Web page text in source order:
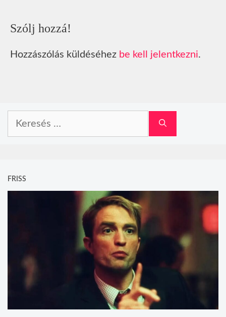
Szólj hozzá!
Hozzászólás küldéséhez be kell jelentkezni.
FRISS